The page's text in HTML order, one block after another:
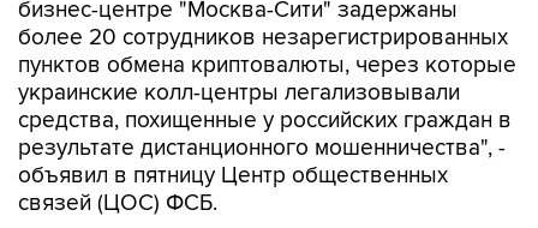
бизнес-центре "Москва-Сити" задержаны
более 20 сотрудников незарегистрированных
пунктов обмена криптовалюты, через которые
украинские колл-центры легализовывали
средства, похищенные у российских граждан в
результате дистанционного мошенничества", -
объявил в пятницу Центр общественных
связей (ЦОС) ФСБ.